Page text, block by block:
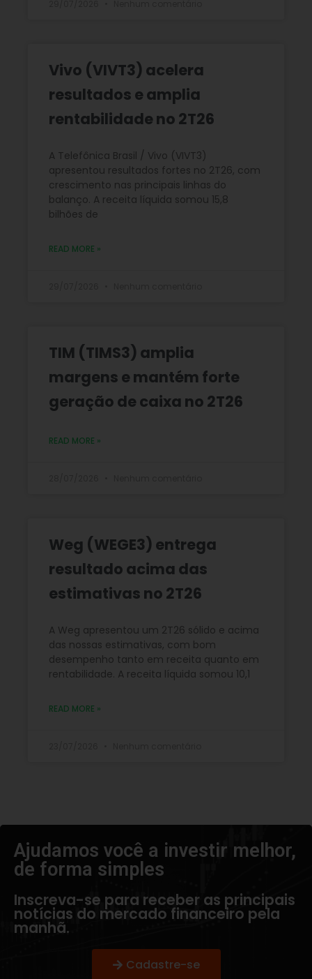
Vivo (VIVT3) acelera
resultados e amplia
rentabilidade no 2T26
A Telefônica Brasil / Vivo (VIVT3)
apresentou resultados fortes no 2T26, com
crescimento nas principais linhas do
balanço. A receita líquida somou 15,8
bilhões de
READ MORE »
TIM (TIMS3) amplia
margens e mantém forte
geração de caixa no 2T26
READ MORE »
Weg (WEGE3) entrega
resultado acima das
estimativas no 2T26
A Weg apresentou um 2T26 sólido e acima
das nossas estimativas, com bom
desempenho tanto em receita quanto em
rentabilidade. A receita líquida somou 10,1
READ MORE »
Ajudamos você a investir melhor,
de forma simples​
Inscreva-se para receber as principais
notícias do mercado financeiro pela
manhã.
Cadastre-se